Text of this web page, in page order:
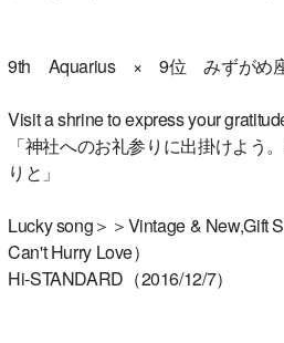
9th Aquarius × 9位 みずがめ
Visit a shrine to express your
「神社へのお礼参りに出掛けよう
りと」
Lucky song＞＞Vintage & New,Gift
Can't Hurry Love）
Hi-STANDARD（2016/12/7）